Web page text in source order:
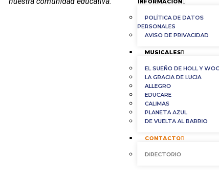
INFORMACIÓN
POLÍTICA DE DATOS
PERSONALES
AVISO DE PRIVACIDAD
MUSICALES
EL SUEÑO DE HOLL Y
LA GRACIA DE LUCIA
ALLEGRO
EDUCARE
CALIMAS
PLANETA AZUL
DE VUELTA AL BARRIO
CONTACTO
DIRECTORIO